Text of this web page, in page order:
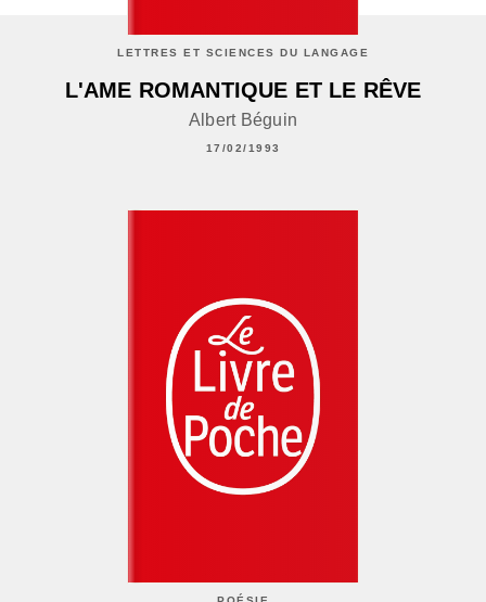
LETTRES ET SCIENCES DU LANGAGE
L'AME ROMANTIQUE ET LE RÊVE
Albert Béguin
17/02/1993